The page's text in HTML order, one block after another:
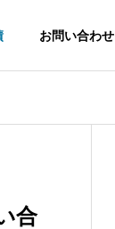
お問い合わせ
合